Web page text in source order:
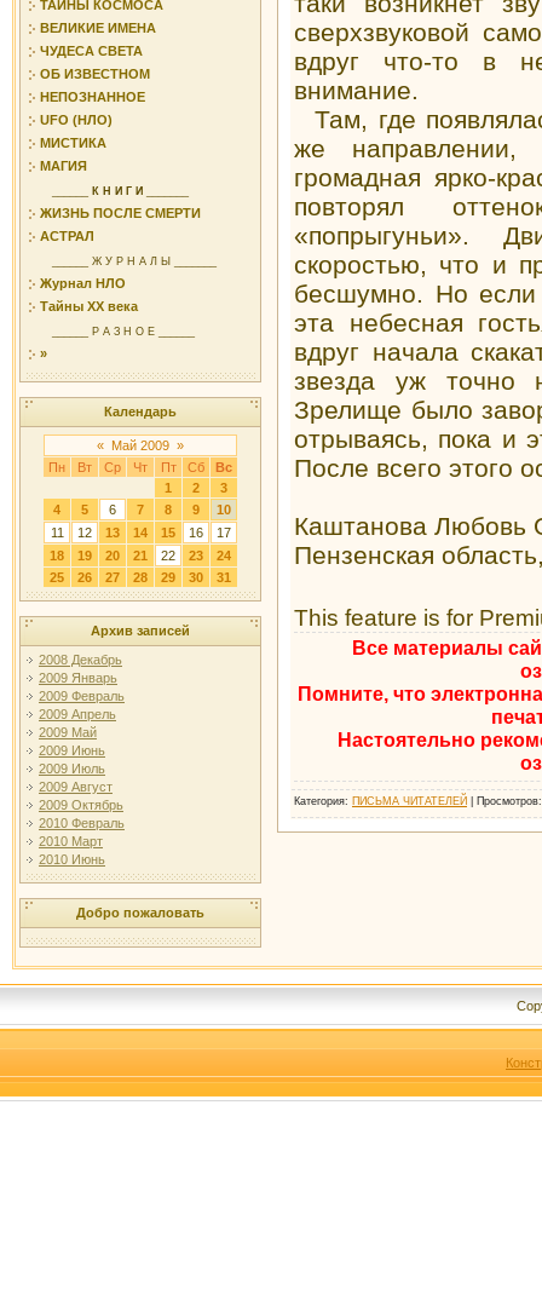
ТАЙНЫ КОСМОСА
ВЕЛИКИЕ ИМЕНА
ЧУДЕСА СВЕТА
ОБ ИЗВЕСТНОМ
НЕПОЗНАННОЕ
UFO (НЛО)
МИСТИКА
МАГИЯ
К Н И Г И
ЖИЗНЬ ПОСЛЕ СМЕРТИ
АСТРАЛ
______ Ж У Р Н А Л Ы _______
Журнал НЛО
Тайны ХХ века
______ Р А З Н О Е ______
»
Календарь
« Май 2009 »
Пн
Вт Ср Чт Пт Сб
Вс
1
2
3
4
5 6 7 8 9
10
11
12 13 14 15 16
17
18
19 20 21 22 23
24
25
26 27 28 29 30 31
Архив записей
2008 Декабрь
2009 Январь
2009 Февраль
2009 Апрель
2009 Май
2009 Июнь
2009 Июль
2009 Август
2009 Октябрь
2010 Февраль
2010 Март
2010 Июнь
Добро пожаловать
сверхзвуковой
вдруг что-то в
внимание.
Там, где
же направлении,
громадная ярко-
повторял
«попрыгуньи».
скоростью, что и
бесшумно. Но если
эта небесная
вдруг начала
звезда уж точно
Зрелище было
отрываясь, пока и
После всего этого
Каштанова Любовь
Пензенская
This feature is for
Все материалы
Помните, что
Настоятельно
Категория: ПИСЬМА ЧИТАТЕЛЕЙ Просмотров